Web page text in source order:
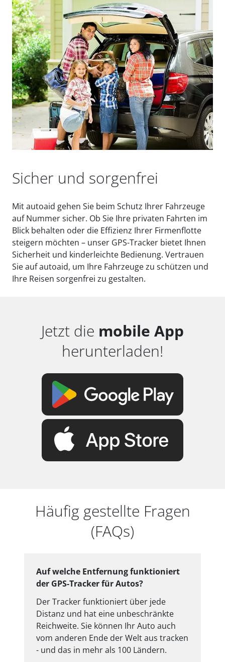
Sicher und sorgenfrei
Mit autoaid gehen Sie beim Schutz Ihrer Fahrzeuge
auf Nummer sicher. Ob Sie Ihre privaten Fahrten im
Blick behalten oder die Effizienz Ihrer Firmenflotte
steigern möchten – unser GPS-Tracker bietet Ihnen
Sicherheit und kinderleichte Bedienung. Vertrauen
Sie auf autoaid, um Ihre Fahrzeuge zu schützen und
Ihre Reisen sorgenfrei zu gestalten.
Jetzt die mobile App
herunterladen!
Häufig gestellte Fragen
(FAQs)
Auf welche Entfernung funktioniert
der GPS-Tracker für Autos?
Der Tracker funktioniert über jede
Distanz und hat eine unbeschränkte
Reichweite. Sie können Ihr Auto auch
vom anderen Ende der Welt aus tracken
- und das in mehr als 100 Ländern.